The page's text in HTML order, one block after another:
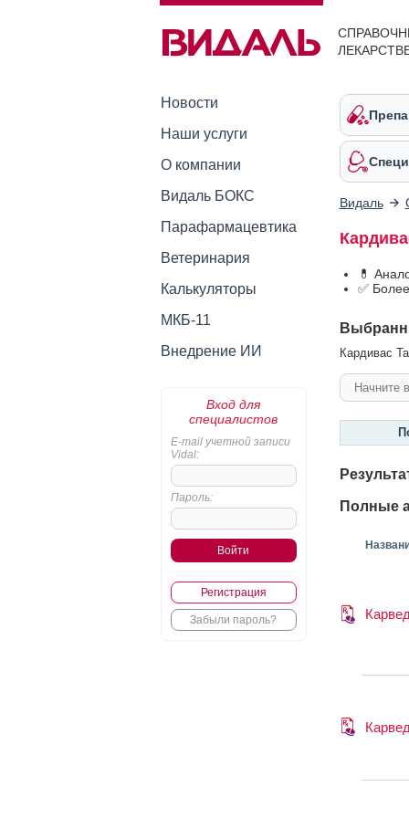
Новости
Наши услуги
О компании
Видаль БОКС
Парафармацевтика
Ветеринария
Калькуляторы
МКБ-11
Внедрение ИИ
Вход для
специалистов
E-mail учетной записи
Vidal:
Пароль:
Регистрация
Забыли пароль?
Видаль
💊
✅
Кардивас
Полные